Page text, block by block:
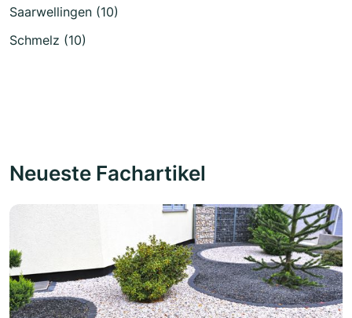
Saarwellingen (10)
Schmelz (10)
Neueste Fachartikel